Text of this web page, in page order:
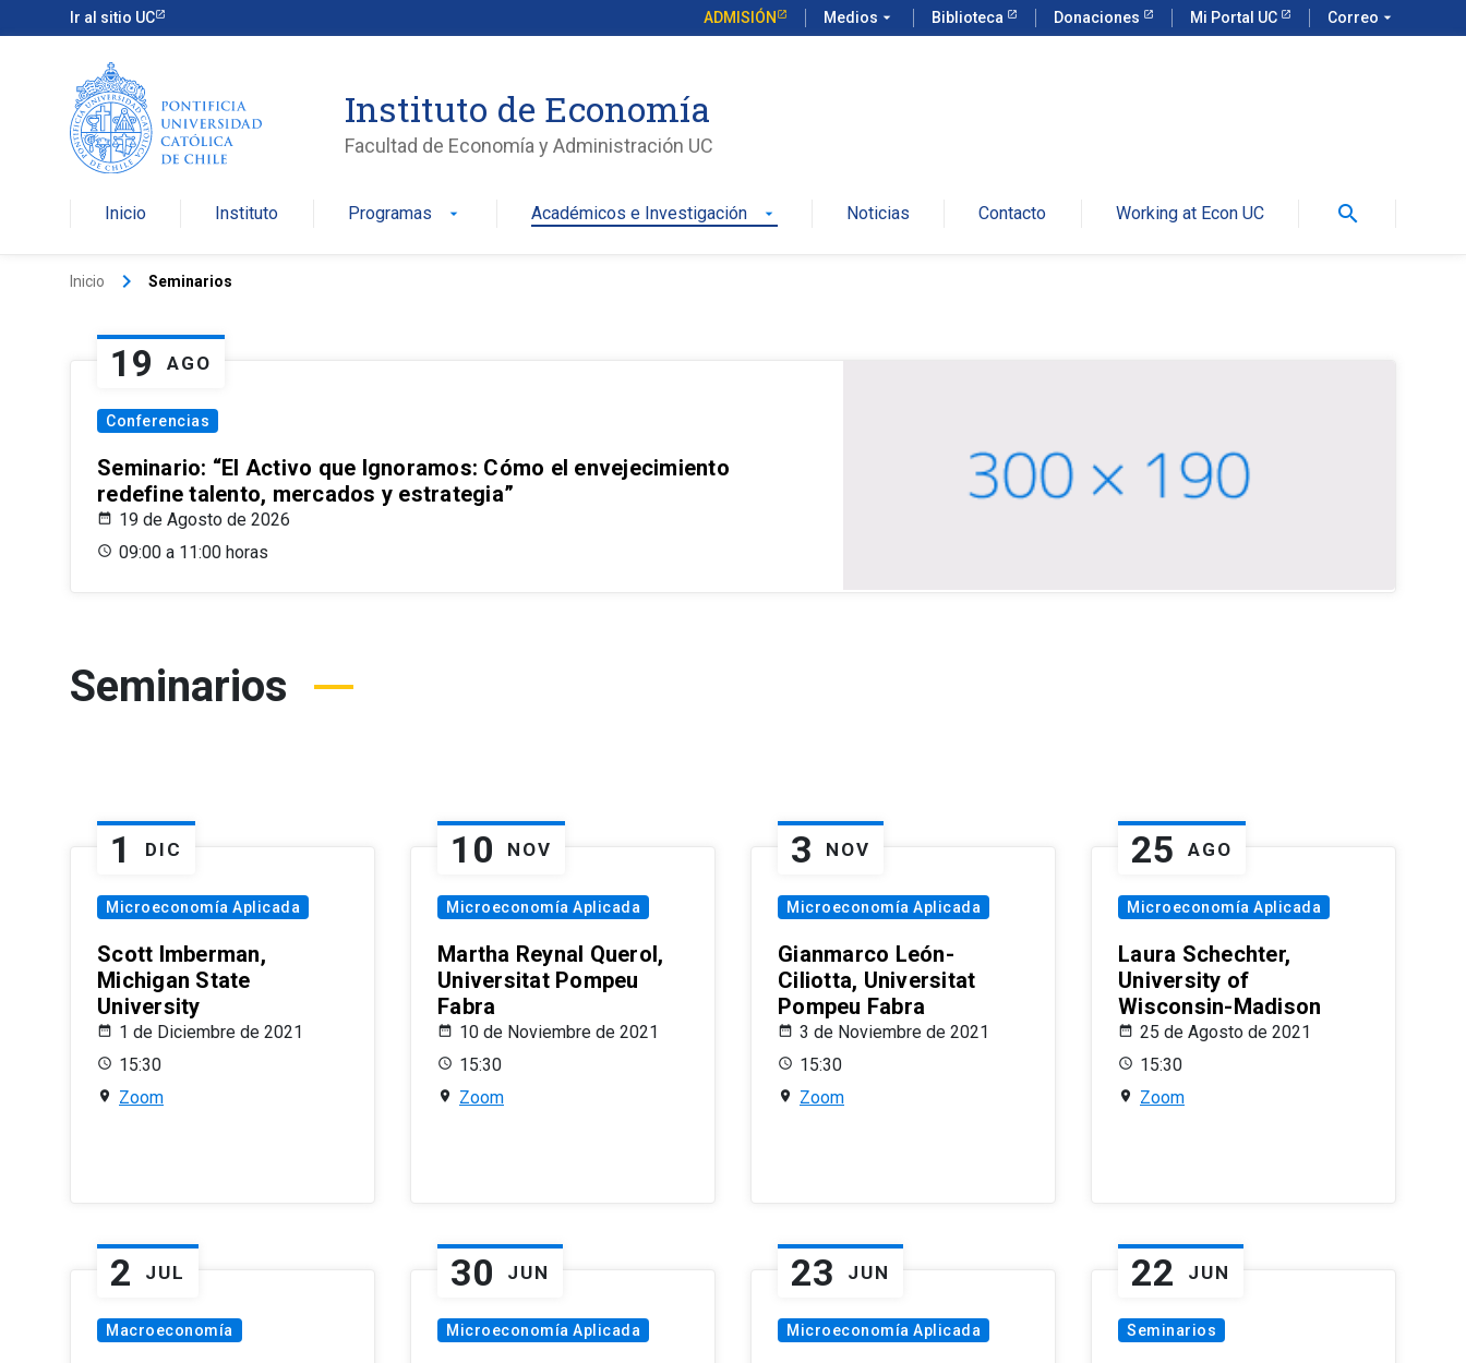
Ir al sitio UC ADMISIÓN Medios arrow_drop_down Biblioteca Donaciones Mi Portal UC Correo arrow_drop_down
Instituto de Economía
Facultad de Economía y Administración UC
Inicio Instituto Programas arrow_drop_down Académicos e Investigación arrow_drop_down Noticias Contacto Working at Econ UC search
Inicio keyboard_arrow_right Seminarios
19 AGO
Conferencias
Seminario: “El Activo que Ignoramos: Cómo el envejecimiento
redefine talento, mercados y estrategia”
19 de Agosto de 2026
09:00 a 11:00 horas
Seminarios
1 DIC
Microeconomía Aplicada
Scott Imberman,
Michigan State
University
1 de Diciembre de 2021
15:30
Zoom
10 NOV
Microeconomía Aplicada
Martha Reynal Querol,
Universitat Pompeu
Fabra
10 de Noviembre de 2021
15:30
Zoom
3 NOV
Microeconomía Aplicada
Gianmarco León-
Ciliotta, Universitat
Pompeu Fabra
3 de Noviembre de 2021
15:30
Zoom
25 AGO
Microeconomía Aplicada
Laura Schechter,
University of
Wisconsin-Madison
25 de Agosto de 2021
15:30
Zoom
2 JUL
Macroeconomía
30 JUN
Microeconomía Aplicada
23 JUN
Microeconomía Aplicada
22 JUN
Seminarios